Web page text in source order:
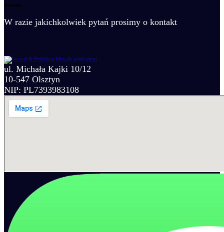
Filtry wstępne (sedimentacyjne)
Filtry energetyzujace
Kontakt
W razie jakichkolwiek pytań prosimy o kontakt
ul. Michała Kajki 10/12
10-547 Olsztyn
NIP: PL7393983108